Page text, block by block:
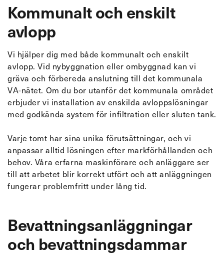
Kommunalt och enskilt
avlopp
Vi hjälper dig med både kommunalt och enskilt
avlopp. Vid nybyggnation eller ombyggnad kan vi
gräva och förbereda anslutning till det kommunala
VA-nätet. Om du bor utanför det kommunala området
erbjuder vi installation av enskilda avloppslösningar
med godkända system för infiltration eller sluten tank.
Varje tomt har sina unika förutsättningar, och vi
anpassar alltid lösningen efter markförhållanden och
behov. Våra erfarna maskinförare och anläggare ser
till att arbetet blir korrekt utfört och att anläggningen
fungerar problemfritt under lång tid.
Bevattningsanläggningar
och bevattningsdammar